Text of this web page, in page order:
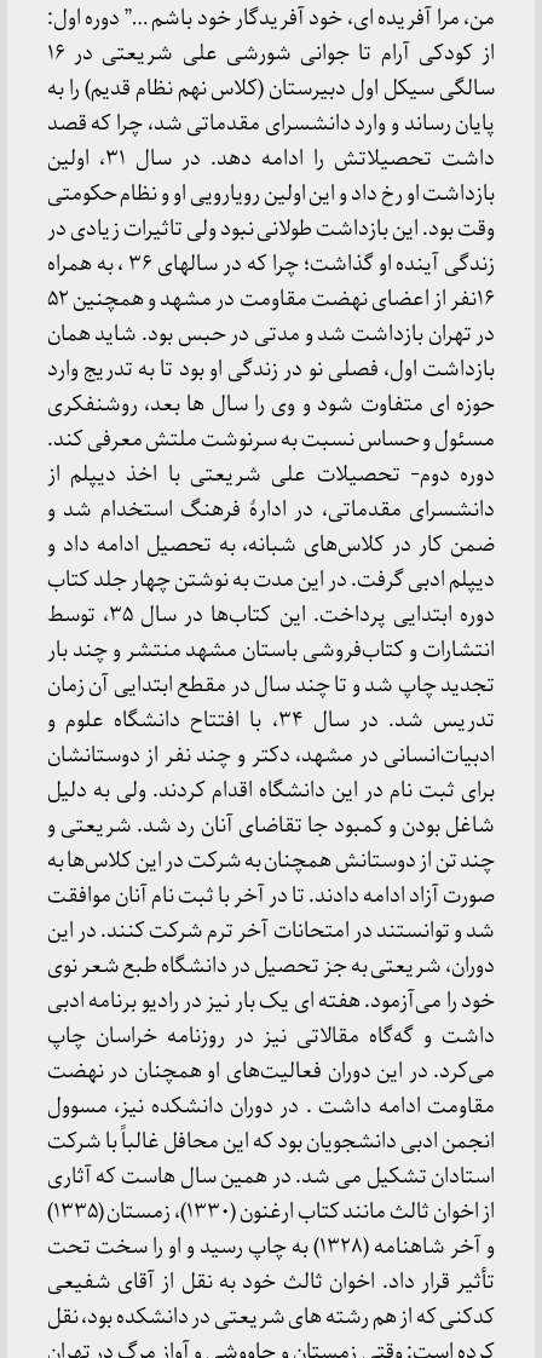
من، مرا آفریده ای، خود آفریدگار خود باشم …” دوره اول:
از کودکی آرام تا جوانی شورشی علی شریعتی در ۱۶
سالگی سیکل اول دبیرستان (کلاس نهم نظام قدیم) را به
پایان رساند و وارد دانشسرای مقدماتی شد، چرا که قصد
داشت تحصیلاتش را ادامه دهد. در سال ۳۱، اولین
بازداشت او رخ داد و این اولین رویارویی او و نظام حکومتی
وقت بود. این بازداشت طولانی نبود ولی تاثیرات زیادی در
زندگی آینده او گذاشت؛ چرا که در سالهای ٣۶ ، به همراه
۱۶نفر از اعضای نهضت مقاومت در مشهد و همچنین ۵٢
در تهران بازداشت شد و مدتی در حبس بود. شاید همان
بازداشت اول، فصلی نو در زندگی او بود تا به تدریج وارد
حوزه ای متفاوت شود و وی را سال ها بعد، روشنفکری
مسئول و حساس نسبت به سرنوشت ملتش معرفی کند.
دوره دوم- تحصیلات علی شریعتی با اخذ دیپلم از
دانشسرای مقدماتی، در ادارهٔ فرهنگ استخدام شد و
ضمن کار در کلاس‌های شبانه، به تحصیل ادامه داد و
دیپلم ادبی گرفت. در این مدت به نوشتن چهار جلد کتاب
دوره ابتدایی پرداخت. این کتاب‌ها در سال ۳۵، توسط
انتشارات و کتاب‌فروشی باستان مشهد منتشر و چند بار
تجدید چاپ شد و تا چند سال در مقطع ابتدایی آن زمان
تدریس شد. در سال ۳۴، با افتتاح دانشگاه علوم و
ادبیات‌انسانی در مشهد، دکتر و چند نفر از دوستانشان
برای ثبت نام در این دانشگاه اقدام کردند. ولی به دلیل
شاغل بودن و کمبود جا تقاضای آنان رد شد. شریعتی و
چند تن از دوستانش همچنان به شرکت در این کلاس‌ها به
صورت آزاد ادامه دادند. تا در آخر با ثبت نام آنان موافقت
شد و توانستند در امتحانات آخر ترم شرکت کنند. در این
دوران، شریعتی به جز تحصیل در دانشگاه طبع شعر نوی
خود را می‌آزمود. هفته‌ ای یک بار نیز در رادیو برنامه ادبی
داشت و گه‌گاه مقالاتی نیز در روزنامه خراسان چاپ
می‌کرد. در این دوران فعالیت‌های او همچنان در نهضت
مقاومت ادامه داشت . در دوران دانشکده نیز، مسوول
انجمن ادبی دانشجویان بود که این محافل غالباً با شرکت
استادان تشکیل می شد. در همین سال هاست که آثاری
از اخوان ثالث مانند کتاب ارغنون (۱۳۳۰)، زمستان (۱۳۳۵)
و آخر شاهنامه (۱۳۲۸) به چاپ رسید و او را سخت تحت
تأثیر قرار داد. اخوان ثالث خود به نقل از آقای شفیعی
کدکنی که از هم رشته های شریعتی در دانشکده بود، نقل